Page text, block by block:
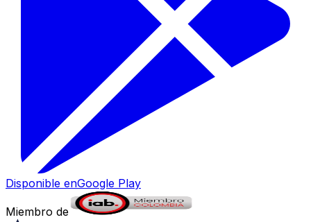
Disponible enGoogle Play
Miembro de